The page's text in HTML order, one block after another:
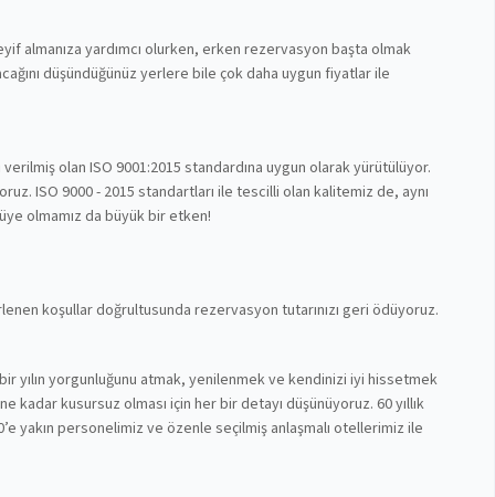
almanıza yardımcı olurken, erken rezervasyon başta olmak
düşündüğünüz yerlere bile çok daha uygun fiyatlar ile
olan ISO 9001:2015 standardına uygun olarak yürütülüyor.
ISO 9000 - 2015 standartları ile tescilli olan kalitemiz de, aynı
olmamız da büyük bir etken!
koşullar doğrultusunda rezervasyon tutarınızı geri ödüyoruz.
yılın yorgunluğunu atmak, yenilenmek ve kendinizi iyi hissetmek
kadar kusursuz olması için her bir detayı düşünüyoruz. 60 yıllık
yakın personelimiz ve özenle seçilmiş anlaşmalı otellerimiz ile